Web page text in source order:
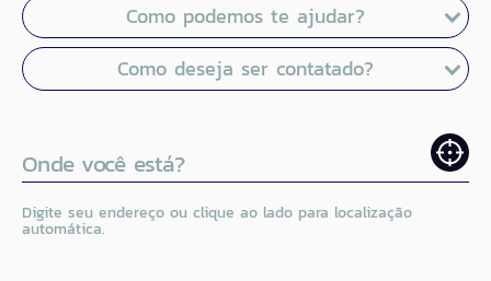
Como podemos te ajudar?
Como deseja ser contatado?
Onde você está?
Digite seu endereço ou clique ao lado para localização
automática.